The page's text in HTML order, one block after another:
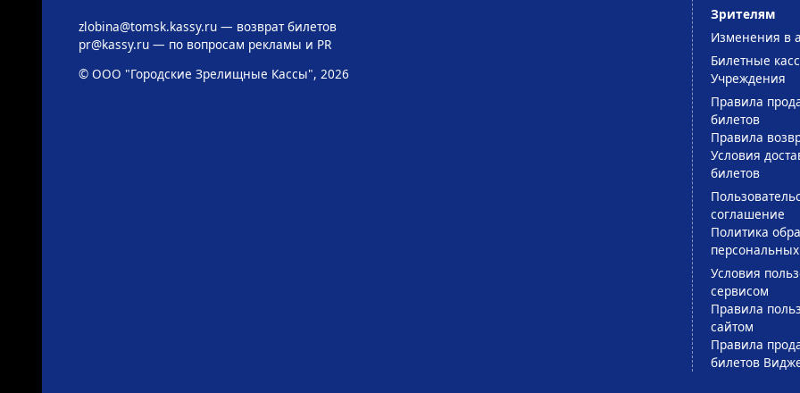
zlobina@tomsk.kassy.ru— возврат билетов
pr@kassy.ru— по вопросам рекламы и PR
© ООО "Городские Зрелищные Кассы", 2026
Зрителям
Изменения в
Билетные
Учреждения
Правила
билетов
Правила
Условия
билетов
соглашение
Политика
Условия
сервисом
Правила
сайтом
Правила
билетов